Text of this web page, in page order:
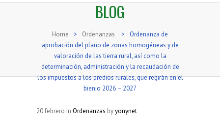
inmuebles
(19)
Noticias(416)
Ordenanzas (71)
Resoluciones
BLOG
Home > Ordenanzas >
Ordenanza de
aprobación del plano de zonas homogéneas y de
valoración de las tierra rural, así como la
determinación, administración y la recaudación de
los impuestos a los predios rurales, que regirán en el
bienio 2026 – 2027
20febrero In Ordenanzas byyonynet